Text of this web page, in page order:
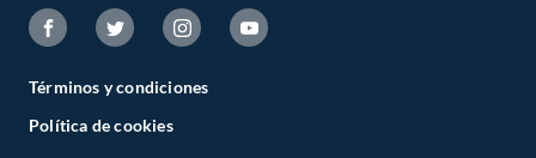
Términos y condiciones
Política de cookies